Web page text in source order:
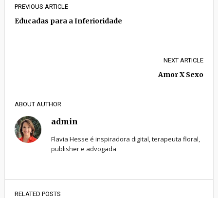
PREVIOUS ARTICLE
Educadas para a Inferioridade
NEXT ARTICLE
Amor X Sexo
ABOUT AUTHOR
admin
Flavia Hesse é inspiradora digital, terapeuta floral,
publisher e advogada
RELATED POSTS